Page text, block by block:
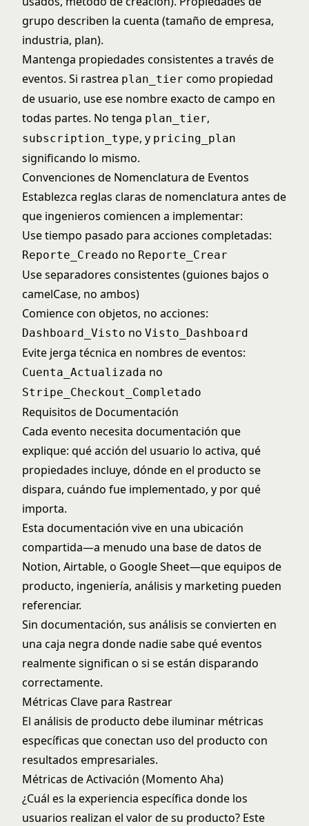
grupo describen la cuenta (tamaño de empresa,
industria, plan).
Mantenga propiedades consistentes a través de
eventos. Si rastrea plan_tier como propiedad
de usuario, use ese nombre exacto de campo en
todas partes. No tenga plan_tier,
subscription_type, y pricing_plan
significando lo mismo.
Convenciones de Nomenclatura de Eventos
Establezca reglas claras de nomenclatura antes de
que ingenieros comiencen a implementar:
Use tiempo pasado para acciones completadas:
Reporte_Creado no Reporte_Crear
Use separadores consistentes (guiones bajos o
camelCase, no ambos)
Comience con objetos, no acciones:
Dashboard_Visto no Visto_Dashboard
Evite jerga técnica en nombres de eventos:
Cuenta_Actualizada no
Stripe_Checkout_Completado
Requisitos de Documentación
Cada evento necesita documentación que
explique: qué acción del usuario lo activa, qué
propiedades incluye, dónde en el producto se
dispara, cuándo fue implementado, y por qué
importa.
Esta documentación vive en una ubicación
compartida—a menudo una base de datos de
Notion, Airtable, o Google Sheet—que equipos de
producto, ingeniería, análisis y marketing pueden
referenciar.
Sin documentación, sus análisis se convierten en
una caja negra donde nadie sabe qué eventos
realmente significan o si se están disparando
correctamente.
Métricas Clave para Rastrear
El análisis de producto debe iluminar métricas
específicas que conectan uso del producto con
resultados empresariales.
Métricas de Activación (Momento Aha)
¿Cuál es la experiencia específica donde los
usuarios realizan el valor de su producto? Este